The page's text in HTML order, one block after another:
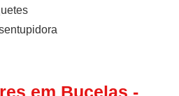
em Bucelas -